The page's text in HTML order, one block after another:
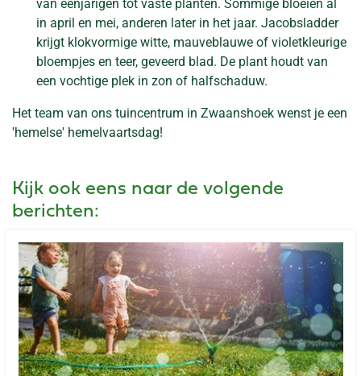
van eenjarigen tot vaste planten. Sommige bloeien al
in april en mei, anderen later in het jaar. Jacobsladder
krijgt klokvormige witte, mauveblauwe of violetkleurige
bloempjes en teer, geveerd blad. De plant houdt van
een vochtige plek in zon of halfschaduw.
Het team van ons tuincentrum in Zwaanshoek wenst je een
'hemelse' hemelvaartsdag!
Kijk ook eens naar de volgende
berichten: